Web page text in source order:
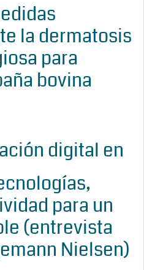
la dermatosis
para
bovina
digital en
para un
(entrevista
Nielsen)